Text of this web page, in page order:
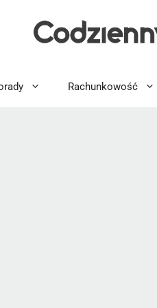
Rachunkowość